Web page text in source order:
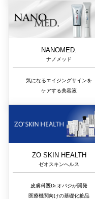
NANOMED.
ナノメッド
気になるエイジングサインを
ケアする美容液
ZO SKIN HEALTH
ゼオスキンへルス
皮膚科医Dr.オバジが開発
医療機関向けの基礎化粧品